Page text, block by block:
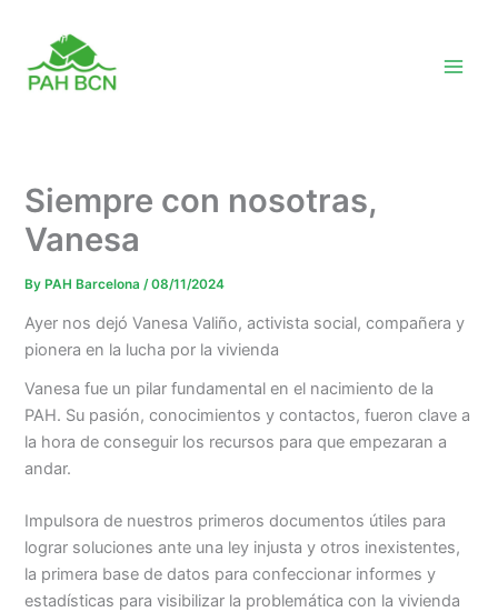
content
Siempre con nosotras,
Vanesa
By PAH Barcelona/08/11/2024
Ayer nos dejó Vanesa Valiño, activista social, compañera y
pionera en la lucha por la vivienda
Vanesa fue un pilar fundamental en el nacimiento de la
PAH. Su pasión, conocimientos y contactos, fueron clave a
la hora de conseguir los recursos para que empezaran a
andar.
Impulsora de nuestros primeros documentos útiles para
lograr soluciones ante una ley injusta y otros inexistentes,
la primera base de datos para confeccionar informes y
estadísticas para visibilizar la problemática con la vivienda